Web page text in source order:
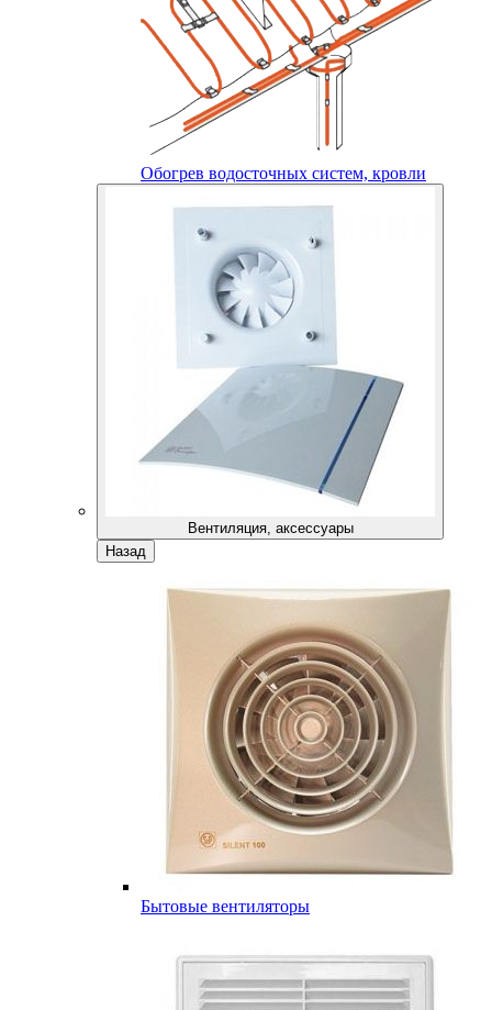
Обогрев водосточных систем, кровли
Вентиляция, аксессуары
Назад
Бытовые вентиляторы